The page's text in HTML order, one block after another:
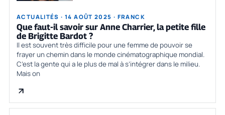
ACTUALITÉS · 14 AOÛT 2025 · FRANCK
Que faut-il savoir sur Anne Charrier, la petite fille
de Brigitte Bardot ?
Il est souvent très difficile pour une femme de pouvoir se
frayer un chemin dans le monde cinématographique mondial.
C’est la gente qui a le plus de mal à s’intégrer dans le milieu.
Mais on